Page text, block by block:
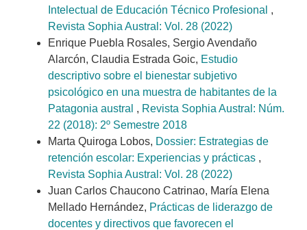
Intelectual de Educación Técnico Profesional ,
Revista Sophia Austral: Vol. 28 (2022)
Enrique Puebla Rosales, Sergio Avendaño
Alarcón, Claudia Estrada Goic, Estudio
descriptivo sobre el bienestar subjetivo
psicológico en una muestra de habitantes de la
Patagonia austral , Revista Sophia Austral: Núm.
22 (2018): 2º Semestre 2018
Marta Quiroga Lobos, Dossier: Estrategias de
retención escolar: Experiencias y prácticas ,
Revista Sophia Austral: Vol. 28 (2022)
Juan Carlos Chaucono Catrinao, María Elena
Mellado Hernández, Prácticas de liderazgo de
docentes y directivos que favorecen el